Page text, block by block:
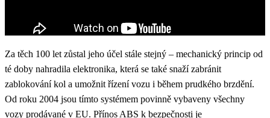
Za těch 100 let zůstal jeho účel stále stejný – mechanický princip od
té doby nahradila elektronika, která se také snaží zabránit
zablokování kol a umožnit řízení vozu i během prudkého brzdění.
Od roku 2004 jsou tímto systémem povinně vybaveny všechny
vozy prodávané v EU. Přínos ABS k bezpečnosti je